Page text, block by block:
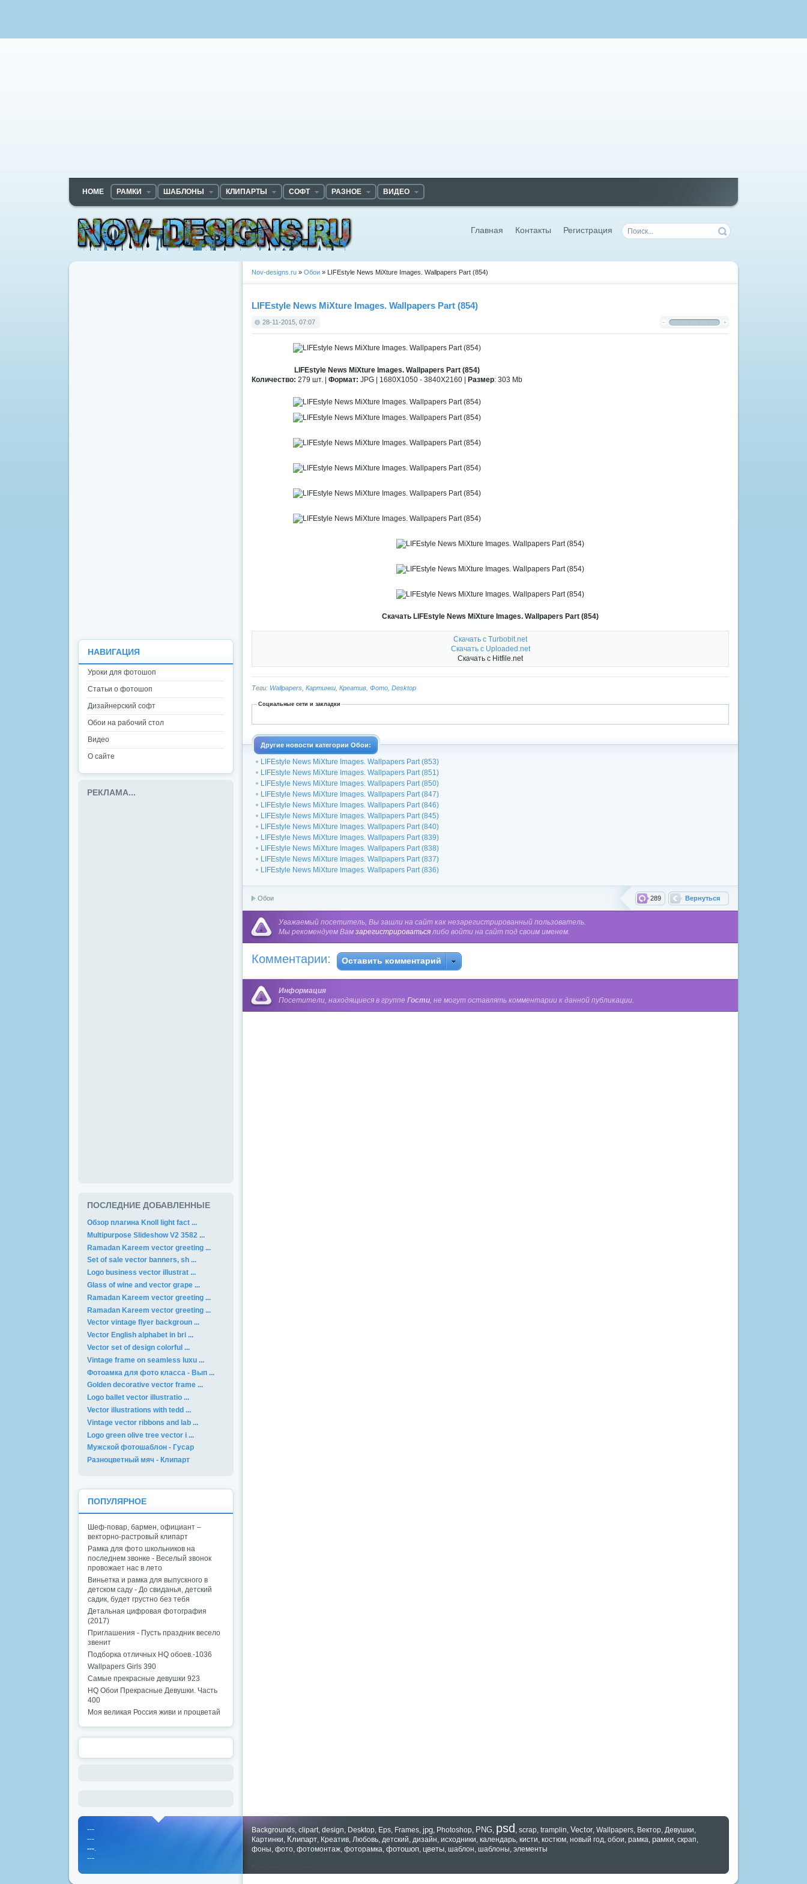
HOME РАМКИ ШАБЛОНЫ КЛИПАРТЫ СОФТ РАЗНОЕ ВИДЕО
Главная Контакты Регистрация
Nov-designs.ru » Обои » LIFEstyle News MiXture Images. Wallpapers Part (854)
LIFEstyle News MiXture Images. Wallpapers Part (854)
28-11-2015, 07:07
LIFEstyle News MiXture Images. Wallpapers Part (854)
Количество: 279 шт. | Формат: JPG | 1680X1050 - 3840X2160 | Размер: 303 Mb
Скачать LIFEstyle News MiXture Images. Wallpapers Part (854)
Скачать с Turbobit.net
Скачать с Uploaded.net
Скачать с Hitfile.net
Теги: Wallpapers Картинки Креатив Фото Desktop
Социальные сети и закладки
Другие новости категории Обои:
LIFEstyle News MiXture Images. Wallpapers Part (853)
LIFEstyle News MiXture Images. Wallpapers Part (851)
LIFEstyle News MiXture Images. Wallpapers Part (850)
LIFEstyle News MiXture Images. Wallpapers Part (847)
LIFEstyle News MiXture Images. Wallpapers Part (846)
LIFEstyle News MiXture Images. Wallpapers Part (845)
LIFEstyle News MiXture Images. Wallpapers Part (840)
LIFEstyle News MiXture Images. Wallpapers Part (839)
LIFEstyle News MiXture Images. Wallpapers Part (838)
LIFEstyle News MiXture Images. Wallpapers Part (837)
LIFEstyle News MiXture Images. Wallpapers Part (836)
Вернуться
289
Обои
Уважаемый посетитель, Вы зашли на сайт как незарегистрированный пользователь.
Мы рекомендуем Вам зарегистрироватьсялибо войти на сайт под своим именем.
Комментарии: Оставить комментарий
Информация
Посетители, находящиеся в группе Гости, не могут оставлять комментарии к данной публикации.
НАВИГАЦИЯ
Уроки для фотошоп
Статьи о фотошоп
Дизайнерский софт
Обои на рабочий стол
Видео
О сайте
РЕКЛАМА...
ПОСЛЕДНИЕ ДОБАВЛЕННЫЕ
Обзор плагина Knoll light fact ...
Multipurpose Slideshow V2 3582 ...
Ramadan Kareem vector greeting ...
Set of sale vector banners, sh ...
Logo business vector illustrat ...
Glass of wine and vector grape ...
Ramadan Kareem vector greeting ...
Ramadan Kareem vector greeting ...
Vector vintage flyer backgroun ...
Vector English alphabet in bri ...
Vector set of design colorful ...
Vintage frame on seamless luxu ...
Фотоамка для фото класса - Вып ...
Golden decorative vector frame ...
Logo ballet vector illustratio ...
Vector illustrations with tedd ...
Vintage vector ribbons and lab ...
Logo green olive tree vector i ...
Мужской фотошаблон - Гусар
Разноцветный мяч - Клипарт
ПОПУЛЯРНОЕ
Шеф-повар, бармен, официант –
векторно-растровый клипарт
Рамка для фото школьников на
последнем звонке - Веселый звонок
провожает нас в лето
Виньетка и рамка для выпускного в
детском саду - До свиданья, детский
садик, будет грустно без тебя
Детальная цифровая фотография
(2017)
Приглашения - Пусть праздник весело
звенит
Подборка отличных HQ обоев.-1036
Wallpapers Girls 390
Самые прекрасные девушки 923
HQ Обои Прекрасные Девушки. Часть
400
Моя великая Россия живи и процветай
Backgrounds, clipart, design, Desktop, Eps, Frames, jpg, Photoshop, PNG, psd , scrap, tramplin, Vector, Wallpapers, Вектор, Девушки,
Картинки, Клипарт, Креатив, Любовь, детский, дизайн, исходники, календарь, кисти, костюм, новый год, обои, рамка, рамки, скрап,
фоны, фото, фотомонтаж, фоторамка, фотошоп, цветы, шаблон, шаблоны, элементы
---
---
---.
---